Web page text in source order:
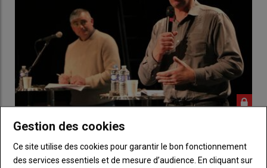
Conseil fédéral FDSEA 53 : « Notre première
10 novembre 2022
Mercredi soir, la FDSEA 53 tenait son conseil fédéral à Changé.
Gestion des cookies
Ce site utilise des cookies pour garantir le bon fonctionnement
des services essentiels et de mesure d’audience. En cliquant sur